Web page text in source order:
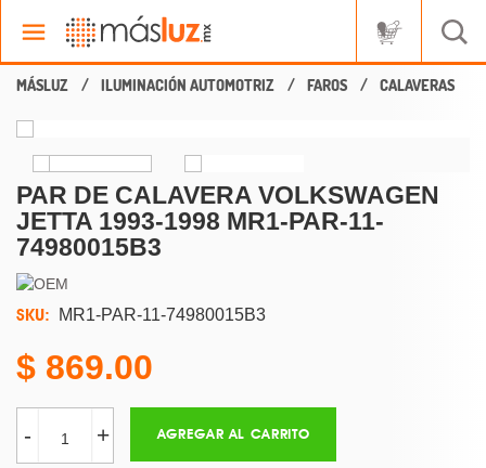
ILUMINACIÓN AUTOMOTRIZ FAROS CALAVERAS
PAR DE CALAVERA VOLKSWAGEN
JETTA 1993-1998 MR1-PAR-11-
74980015B3
SKU: MR1-PAR-11-74980015B3
869.00
- + AGREGAR AL CARRITO